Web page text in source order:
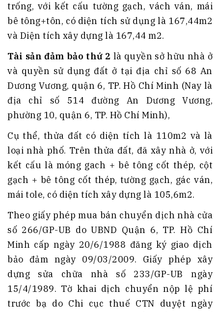
trống, với kết cấu tường gạch, vách ván, mái
bê tông+tôn, có diện tích sử dụng là 167,44m2
và Diện tích xây dựng là 167,44 m2.
Tài sản đảm bảo thứ 2 là quyền sở hữu nhà ở
và quyền sử dụng đất ở tại địa chỉ số 68 An
Dương Vương, quận 6, TP. Hồ Chí Minh (Nay là
địa chỉ số 514 đường An Dương Vương,
phường 10, quận 6, TP. Hồ Chí Minh),
Cụ thể, thửa đất có diện tích là 110m2 và là
loại nhà phố. Trên thửa đất, đã xây nhà ở, với
kết cấu là móng gach + bê tông cốt thép, cột
gạch + bê tông cốt thép, tường gạch, gác ván,
mái tole, có diện tích xây dựng là 105,6m2.
Theo giấy phép mua bán chuyển dịch nhà cửa
số 266/GP-UB do UBND Quận 6, TP. Hồ Chí
Minh cấp ngày 20/6/1988 đăng ký giao dịch
bảo đảm ngày 09/03/2009. Giấy phép xây
dựng sửa chữa nhà số 233/GP-UB ngày
15/4/1989. Tờ khai dịch chuyển nộp lệ phí
trước bạ do Chi cục thuế CTN duyệt ngày